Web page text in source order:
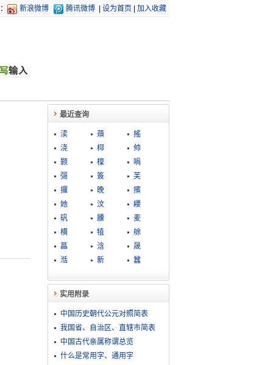
新浪微博 腾讯微博 设为首页 加入收藏
最近查询
渎 薠
搖
浇
桏
帅
颢
檁
喎
彁
簽
芙
攞
晚
擯
她
汶
纓
矾
齉
麦
横
犆
艅
蕌
浛
晟
湉
新 蠶
实用附录
中国历史朝代公元对照简表
我国省、自治区、直辖市简表
中国古代亲属称谓总览
什么是常用字、通用字